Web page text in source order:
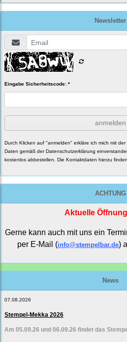
Newsletter
Eingabe Sicherheitscode: *
anmelden
Durch Klicken auf "anmelden" erkläre ich mich mit
Daten gemäß der Datenschutzerklärung
kostenlos abbestellen. Die Kontaktdaten hierzu
ACHTUNG
Aktuelle
Gerne kann auch mit uns ein
per E-Mail (info@stempelbar.de)
News
07.08.2026
Stempel-Mekka 2026
Am 05.09.26 und 06.09.26 findet das